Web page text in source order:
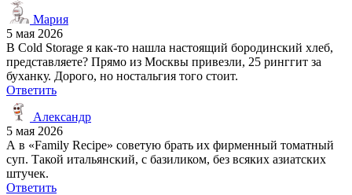
Мария
5 мая 2026
В Cold Storage я как-то нашла настоящий бородинский хлеб,
представляете? Прямо из Москвы привезли, 25 ринггит за
буханку. Дорого, но ностальгия того стоит.
Ответить
Александр
5 мая 2026
А в «Family Recipe» советую брать их фирменный томатный
суп. Такой итальянский, с базиликом, без всяких азиатских
штучек.
Ответить